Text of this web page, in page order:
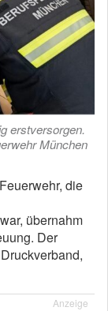
erstversorgen.
München
die
übernahm
Der
Anzeige